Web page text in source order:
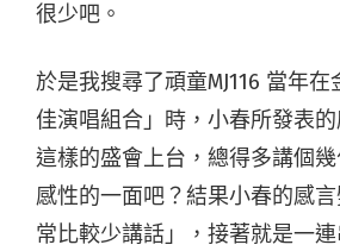
很少吧。
於是我搜尋了頑童MJ116 當年
佳演唱組合」時，小春所發表
這樣的盛會上台，總得多講個
感性的一面吧？結果小春的感
常比較少講話」，接著就是一連